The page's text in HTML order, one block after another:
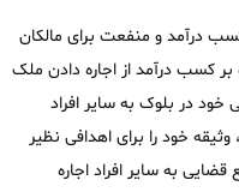
درآمد و منفعت برای مالکان
کسب درآمد از اجاره دادن ملک
خود در بلوک به سایر افراد
خود را برای اهدافی نظیر
قضایی به سایر افراد اجاره